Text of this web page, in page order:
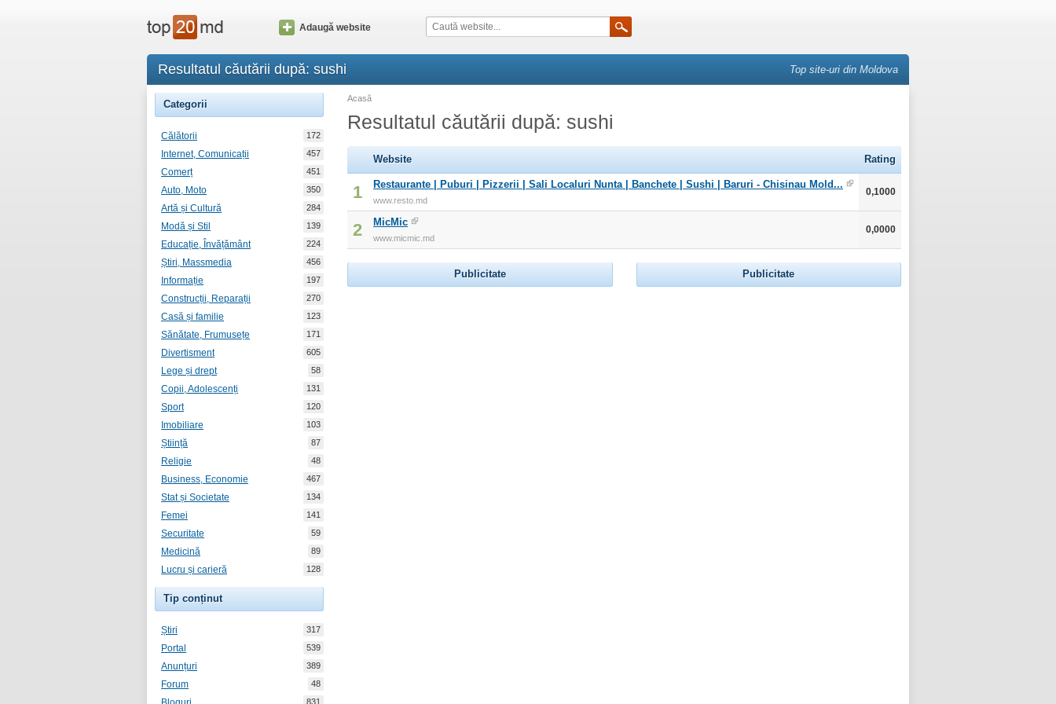
Adaugă website
Resultatul căutării după: sushi Top site-uri din Moldova
Categorii
Călătorii 172
Internet, Comunicații 457
Comerț 451
Auto, Moto 350
Artă și Cultură 284
Modă și Stil 139
Educație, Învățământ 224
Știri, Massmedia 456
Informație 197
Construcții, Reparații 270
Casă și familie 123
Sănătate, Frumusețe 171
Divertisment 605
Lege și drept 58
Copii, Adolescenți 131
Sport 120
Imobiliare 103
Știință 87
Religie 48
Business, Economie 467
Stat și Societate 134
Femei 141
Securitate 59
Medicină 89
Lucru și carieră 128
Tip conținut
Știri 317
Portal 539
Anunțuri 389
Forum 48
831
Acasă
Resultatul căutării după: sushi
Website Rating
1 Restaurante | Puburi | Pizzerii | Sali Localuri Nunta | Banchete | Sushi | Baruri - Chisinau Mold...
www.resto.md
0,1000
2 MicMic
www.micmic.md
0,0000
Publicitate Publicitate